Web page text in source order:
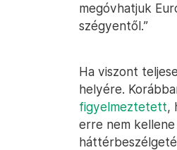
megóvhatjuk
szégyentől.”
Ha viszont
helyére.
figyelmeztetett,
erre nem